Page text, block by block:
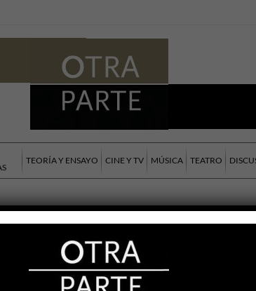
TEORÍA Y ENSAYO CINE Y TV MÚSICA TEATRO